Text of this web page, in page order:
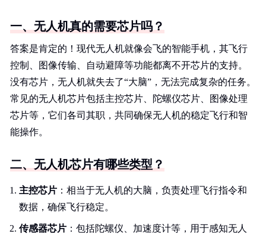
一、无人机真的需要芯片吗？
答案是肯定的！现代无人机就像会飞的智能手机，其飞行
控制、图像传输、自动避障等功能都离不开芯片的支持。
没有芯片，无人机就失去了“大脑”，无法完成复杂的任务。
常见的无人机芯片包括主控芯片、陀螺仪芯片、图像处理
芯片等，它们各司其职，共同确保无人机的稳定飞行和智
能操作。
二、无人机芯片有哪些类型？
主控芯片 ：相当于无人机的大脑，负责处理飞行指令和
数据，确保飞行稳定。
传感器芯片 ：包括陀螺仪、加速度计等，用于感知无人